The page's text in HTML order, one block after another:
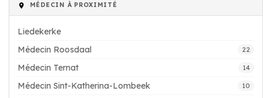
MÉDECIN À PROXIMITÉ
Liedekerke
Médecin Roosdaal
22
Médecin Ternat 14
Médecin Sint-Katherina-Lombeek 10